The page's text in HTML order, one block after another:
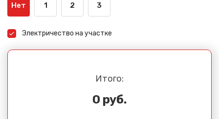
Нет 1 2 3
Электричество на участке
Итого:
0 руб.